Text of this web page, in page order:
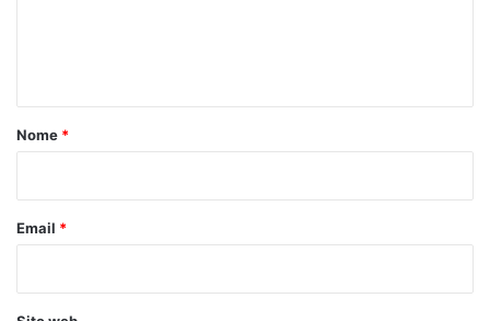
o
Nome *
Email *